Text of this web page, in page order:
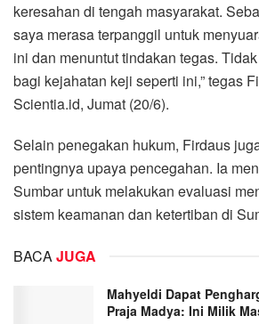
keresahan di tengah masyarakat.
saya merasa terpanggil untuk
ini dan menuntut tindakan tegas.
bagi kejahatan keji seperti ini,” tegas
Scientia.id, Jumat (20/6).
Selain penegakan hukum, Firdaus
pentingnya upaya pencegahan. Ia
Sumbar untuk melakukan evaluasi
sistem keamanan dan ketertiban di
BACAJUGA
Mahyeldi Dapat
Praja Madya: Ini Milik